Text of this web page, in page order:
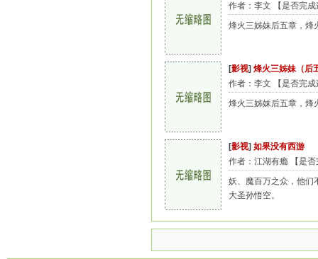
作者：李文 【是否完
烽火三姊妹后五章，烽
[影视] 烽火三姊妹（后
作者：李文 【是否完
烽火三姊妹后五章，烽
[影视] 如果没有西游
作者：江湖有瘾 【是
妖、魔百万之众，他
大圣孙悟空。